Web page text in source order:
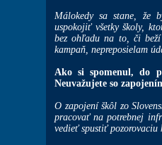
Málokedy sa stane, že
uspokojiť všetky školy,
bez ohľadu na to, či
kampaň, nepreposielam
Ako si spomenul, do
Neuvažujete so
O zapojení škôl zo
pracovať na potrebnej
vedieť spustiť pozorovaciu